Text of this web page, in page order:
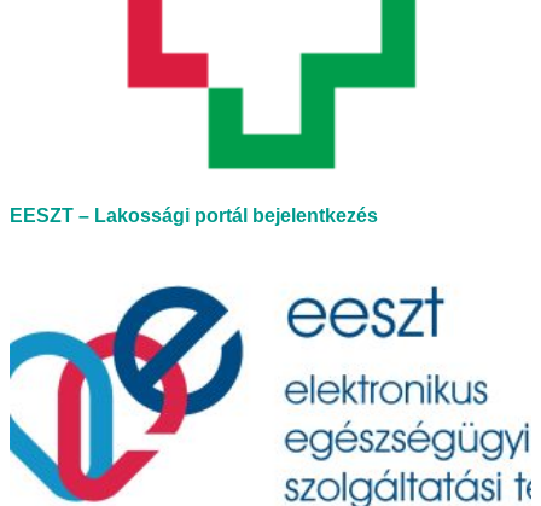
EESZT – Lakossági portál bejelentkezés